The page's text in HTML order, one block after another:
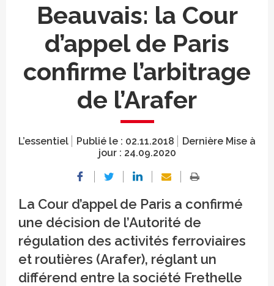
Beauvais: la Cour
d’appel de Paris
confirme l’arbitrage
de l’Arafer
L’essentiel Publié le : 02.11.2018
Dernière Mise à
jour : 24.09.2020
La Cour d’appel de Paris a confirmé
une décision de l’Autorité de
régulation des activités ferroviaires
et routières (Arafer), réglant un
différend entre la société Frethelle